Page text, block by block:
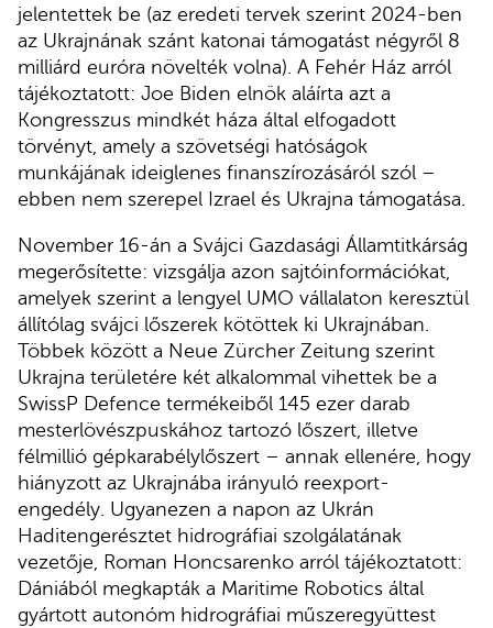
jelentettek be (az eredeti tervek szerint 2024-ben
az Ukrajnának szánt katonai támogatást négyről 8
milliárd euróra növelték volna). A Fehér Ház arról
tájékoztatott: Joe Biden elnök aláírta azt a
Kongresszus mindkét háza által elfogadott
törvényt, amely a szövetségi hatóságok
munkájának ideiglenes finanszírozásáról szól –
ebben nem szerepel Izrael és Ukrajna támogatása.
November 16-án a Svájci Gazdasági Államtitkárság
megerősítette: vizsgálja azon sajtóinformációkat,
amelyek szerint a lengyel UMO vállalaton keresztül
állítólag svájci lőszerek kötöttek ki Ukrajnában.
Többek között a Neue Zürcher Zeitung szerint
Ukrajna területére két alkalommal vihettek be a
SwissP Defence termékeiből 145 ezer darab
mesterlövészpuskához tartozó lőszert, illetve
félmillió gépkarabélylőszert – annak ellenére, hogy
hiányzott az Ukrajnába irányuló reexport-
engedély. Ugyanezen a napon az Ukrán
Haditengerésztet hidrográfiai szolgálatának
vezetője, Roman Honcsarenko arról tájékoztatott:
Dániából megkapták a Maritime Robotics által
gyártott autonóm hidrográfiai műszeregyüttest